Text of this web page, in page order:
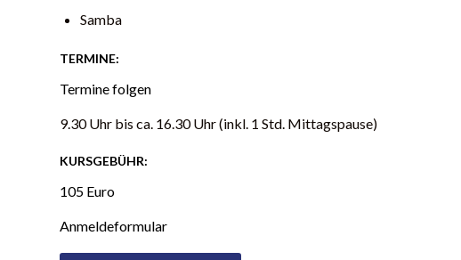
Samba
TERMINE:
Termine folgen
9.30 Uhr bis ca. 16.30 Uhr (inkl. 1 Std. Mittagspause)
KURSGEBÜHR:
105 Euro
Anmeldeformular